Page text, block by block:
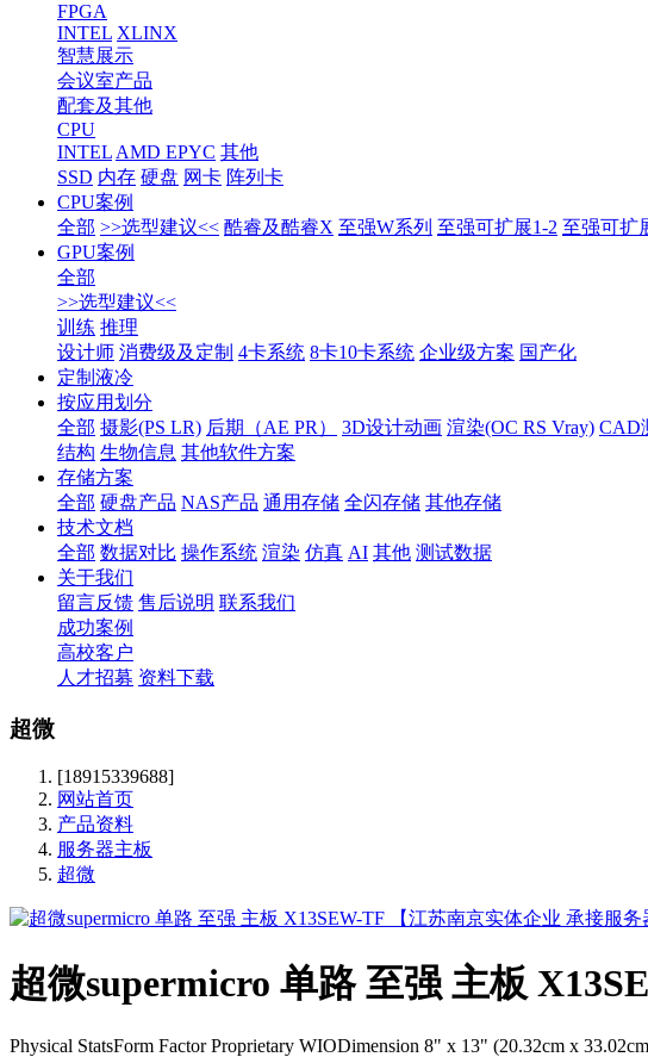
FPGA
INTEL XLINX
智慧展示
会议室产品
配套及其他
CPU
INTEL AMD EPYC 其他
SSD 内存 硬盘 网卡 阵列卡
CPU案例
全部 >>选型建议<< 酷睿及酷睿X 至强W系列 至强可扩展1-2 至强可扩
GPU案例
全部
>>选型建议<<
训练 推理
设计师 消费级及定制 4卡系统 8卡10卡系统 企业级方案 国产化
定制液冷
按应用划分
全部 摄影(PS LR) 后期（AE PR） 3D设计动画 渲染(OC RS Vray) CAD
结构 生物信息 其他软件方案
存储方案
全部 硬盘产品 NAS产品 通用存储 全闪存储 其他存储
技术文档
全部 数据对比 操作系统 渲染 仿真 AI 其他 测试数据
关于我们
留言反馈 售后说明 联系我们
成功案例
高校客户
人才招募 资料下载
超微
[18915339688]
网站首页
产品资料
服务器主板
超微
超微supermicro 单路 至强 主板
Physical StatsForm Factor Proprietary WIODimension 8" x 13" (20.32cm x